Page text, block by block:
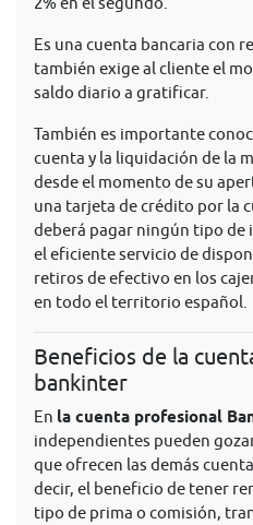
Es una cuenta bancaria con
también exige al cliente el
saldo diario a gratificar.
También es importante
cuenta y la liquidación de la
desde el momento de su
una tarjeta de crédito por la
deberá pagar ningún tipo de
el eficiente servicio de
retiros de efectivo en los
en todo el territorio español.
Beneficios de la
bankinter
En la cuenta profesional
independientes pueden
que ofrecen las demás
decir, el beneficio de tener
tipo de prima o comisión,